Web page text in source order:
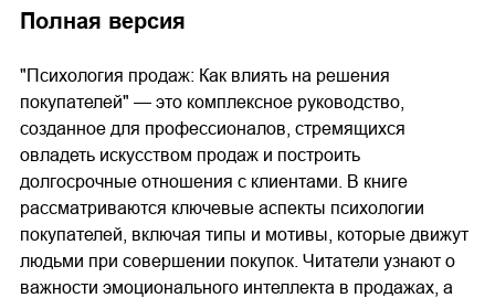
Полная версия
"Психология продаж: Как влиять на решения
покупателей" — это комплексное руководство,
созданное для профессионалов, стремящихся
овладеть искусством продаж и построить
долгосрочные отношения с клиентами. В книге
рассматриваются ключевые аспекты психологии
покупателей, включая типы и мотивы, которые движут
людьми при совершении покупок. Читатели узнают о
важности эмоционального интеллекта в продажах, а